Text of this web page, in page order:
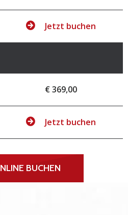
Jetzt buchen
€ 369,00
Jetzt buchen
BUCHEN